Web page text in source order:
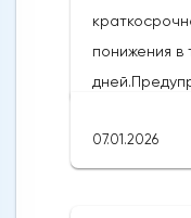
понижения
достиг
Фибоначчи
07.01.2026